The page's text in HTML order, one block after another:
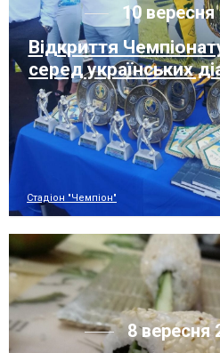
10
Відкриття
серед українських
Стадіон "Чемпіон"
8 вересня